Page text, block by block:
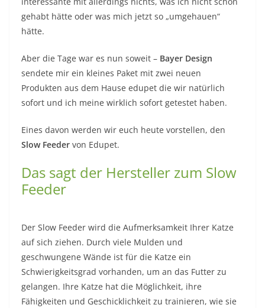
gehabt hätte oder was mich jetzt so „umgehauen“
hätte.
Aber die Tage war es nun soweit – Bayer Design
sendete mir ein kleines Paket mit zwei neuen
Produkten aus dem Hause edupet die wir natürlich
sofort und ich meine wirklich sofort getestet haben.
Eines davon werden wir euch heute vorstellen, den
Slow Feeder von Edupet.
Das sagt der Hersteller zum Slow
Feeder
Der Slow Feeder wird die Aufmerksamkeit Ihrer Katze
auf sich ziehen. Durch viele Mulden und
geschwungene Wände ist für die Katze ein
Schwierigkeitsgrad vorhanden, um an das Futter zu
gelangen. Ihre Katze hat die Möglichkeit, ihre
Fähigkeiten und Geschicklichkeit zu trainieren, wie sie